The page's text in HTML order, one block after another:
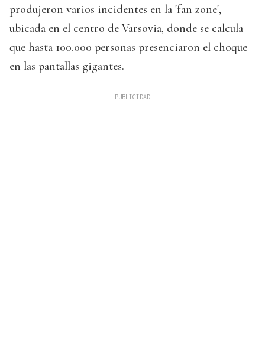
produjeron varios incidentes en la 'fan zone',
ubicada en el centro de Varsovia, donde se calcula
que hasta 100.000 personas presenciaron el choque
en las pantallas gigantes.